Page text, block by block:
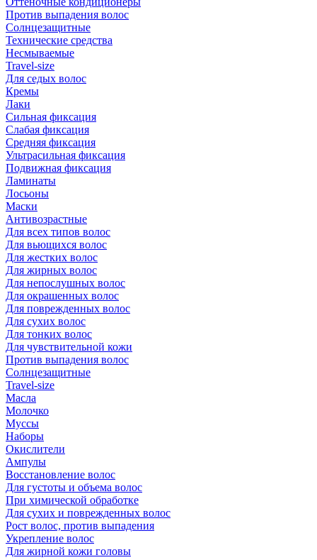
Против выпадения волос
Солнцезащитные
Технические средства
Несмываемые
Travel-size
Для седых волос
Кремы
Лаки
Сильная фиксация
Слабая фиксация
Средняя фиксация
Ультрасильная фиксация
Подвижная фиксация
Ламинаты
Лосьоны
Маски
Антивозрастные
Для всех типов волос
Для вьющихся волос
Для жестких волос
Для жирных волос
Для непослушных волос
Для окрашенных волос
Для поврежденных волос
Для сухих волос
Для тонких волос
Для чувствительной кожи
Против выпадения волос
Солнцезащитные
Travel-size
Масла
Молочко
Муссы
Наборы
Окислители
Ампулы
Восстановление волос
Для густоты и объема волос
При химической обработке
Для сухих и поврежденных волос
Рост волос, против выпадения
Укрепление волос
Для жирной кожи головы